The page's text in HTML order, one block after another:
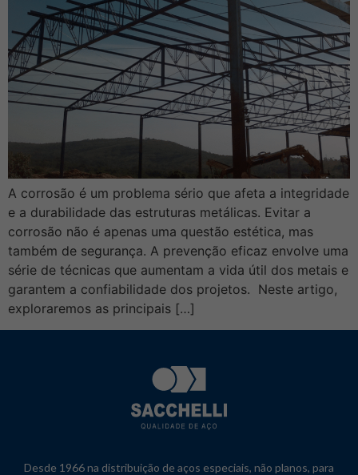
A corrosão é um problema sério que afeta a integridade
e a durabilidade das estruturas metálicas. Evitar a
corrosão não é apenas uma questão estética, mas
também de segurança. A prevenção eficaz envolve uma
série de técnicas que aumentam a vida útil dos metais e
garantem a confiabilidade dos projetos. Neste artigo,
exploraremos as principais […]
Desde 1966 na distribuição de aços especiais, não planos, para